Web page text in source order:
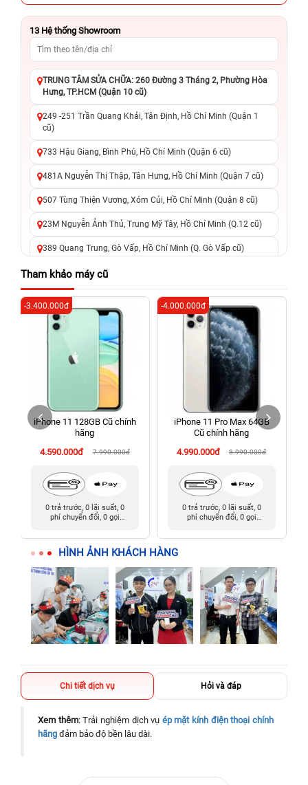
13 Hệ thống Showroom
TRUNG TÂM SỬA CHỮA: 260 Đường 3 Tháng 2, Phường Hòa
Hưng, TP.HCM (Quận 10 cũ)
249 -251 Trần Quang Khải, Tân Định, Hồ Chí Minh (Quận 1
cũ)
733 Hậu Giang, Bình Phú, Hồ Chí Minh (Quận 6 cũ)
481A Nguyễn Thị Thập, Tân Hưng, Hồ Chí Minh (Quận 7 cũ)
507 Tùng Thiện Vương, Xóm Củi, Hồ Chí Minh (Quận 8 cũ)
23M Nguyễn Ảnh Thủ, Trung Mỹ Tây, Hồ Chí Minh (Q.12 cũ)
389 Quang Trung, Gò Vấp, Hồ Chí Minh (Q. Gò Vấp cũ)
625 - 625A Âu Cơ, Tân Phú, Hồ Chí Minh (Quận Tân Phú cũ)
326 Lê Văn Việt, Tăng Nhơn Phú, Hồ Chí Minh (Q.9 TP. Thủ
Đức cũ)
256 Võ Văn Ngân, Thủ Đức, Hồ Chí Minh (Bình Thọ, TP. Thủ
Đức Cũ)
70 Nguyễn An Ninh, Dĩ An, Hồ Chí Minh (Bình Dương Cũ)
24h Vũng Tàu: 162A Ba Cu, Vũng Tàu, Hồ Chí Minh (TP. Vũng
Tàu cũ)
198 Hoàng Văn Thụ, Tân Sơn Nhất, Hồ Chí Minh (Tân Bình
Tham khảo máy cũ
iPhone 11 128GB Cũ chính
hãng
4.590.000đ
7.990.000đ
-3.400.000đ
0 trả trước, 0 lãi suất, 0
phí chuyển đổi, 0 gọi
iPhone 11 Pro Max 64GB
Cũ chính hãng
4.990.000đ
8.990.000đ
-4.000.000đ
0 trả trước, 0 lãi suất, 0
phí chuyển đổi, 0 gọi
HÌNH ẢNH KHÁCH HÀNG
Chi tiết dịch vụ Hỏi và đáp
Xem thêm: Trải nghiệm dịch vụ ép mặt kính điện thoại chính
hãng đảm bảo độ bền lâu dài.